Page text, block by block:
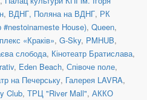
, ВДНГ, Поляна на ВДНГ, РК
#nestoinameste House), Queen,
«Краків», G-Sky, PMHUB,
слобода, Кінотеатр Братислава,
, Eden Beach, Співоче поле,
на Печерську, Галерея LAVRA,
Club, ТРЦ "River Mall", АККО